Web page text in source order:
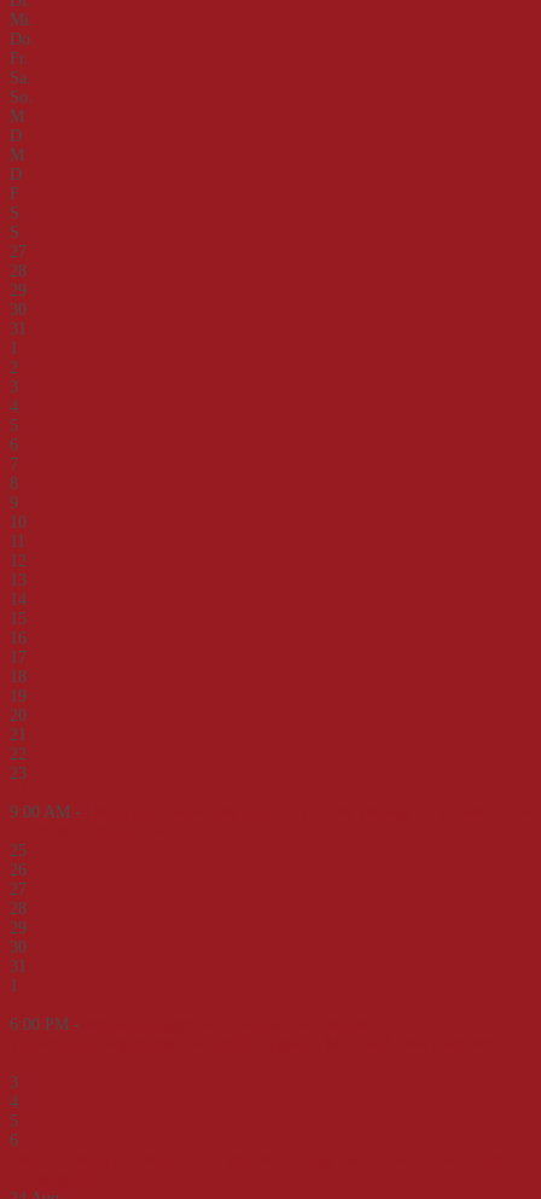
Mi.
Do.
Fr.
Sa.
So.
M
D
M
D
F
S
S
27
28
29
30
31
1
2
3
4
5
6
7
8
9
10
11
12
13
14
15
16
17
18
19
20
21
22
23
9:00 AM -
25
26
27
28
29
30
31
1
6:00 PM -
3
4
5
6